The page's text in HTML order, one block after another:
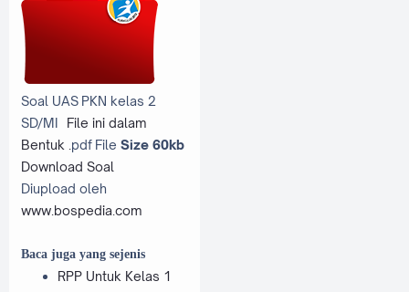
Soal UAS PKN kelas 2
SD/MI
File ini dalam
Bentuk . pdf File Size 60kb
Download Soal
Diupload oleh
www.bospedia.com
Baca juga yang sejenis
RPP Untuk Kelas 1